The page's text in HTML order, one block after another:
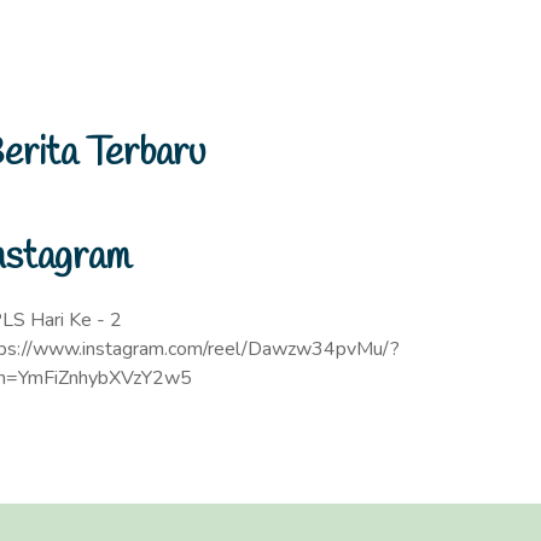
Terbaru
Hari Ke - 2
www.instagram.com/reel/Dawzw34pvMu/?